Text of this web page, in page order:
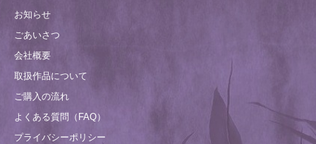
お知らせ
ごあいさつ
会社概要
取扱作品について
ご購入の流れ
よくある質問（FAQ）
プライバシーポリシー